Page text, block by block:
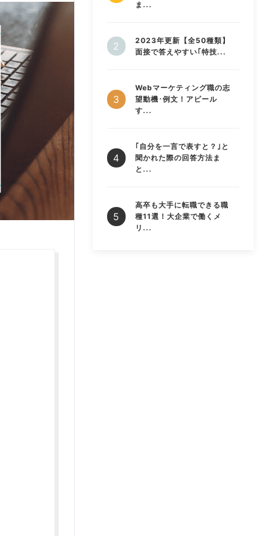
ま...
2023年更新【全50種類】
面接で答えやすい｢特技...
Webマーケティング職の志
望動機･例文！アピール
す...
｢自分を一言で表すと？｣と
聞かれた際の回答方法ま
と...
高卒も大手に転職できる職
種11選！大企業で働くメ
リ...